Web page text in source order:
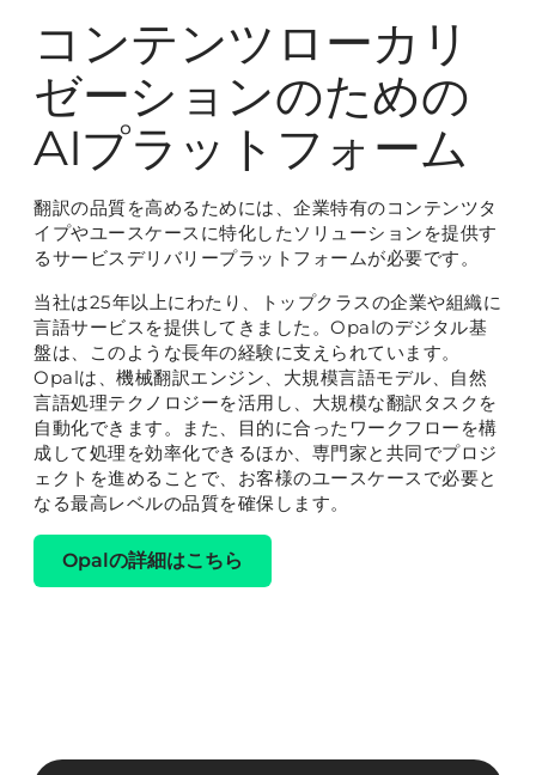
コンテンツローカリ
ゼーションのための
AIプラットフォーム
翻訳の品質を高めるためには、企業特有のコンテンツタ
イプやユースケースに特化したソリューションを提供す
るサービスデリバリープラットフォームが必要です。
当社は25年以上にわたり、トップクラスの企業や組織に
言語サービスを提供してきました。Opalのデジタル基
盤は、このような長年の経験に支えられています。
Opalは、機械翻訳エンジン、大規模言語モデル、自然
言語処理テクノロジーを活用し、大規模な翻訳タスクを
自動化できます。また、目的に合ったワークフローを構
成して処理を効率化できるほか、専門家と共同でプロジ
ェクトを進めることで、お客様のユースケースで必要と
なる最高レベルの品質を確保します。
Opalの詳細はこちら